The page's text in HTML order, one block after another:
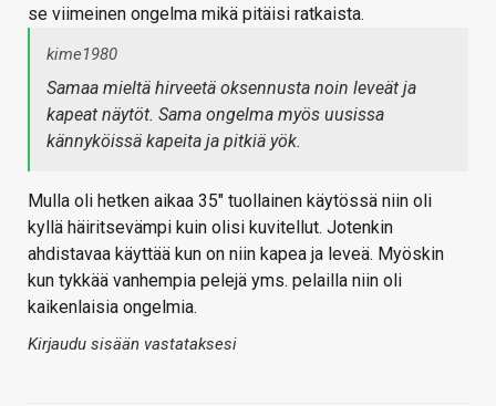
se viimeinen ongelma mikä pitäisi ratkaista.
kime1980
Samaa mieltä hirveetä oksennusta noin leveät ja
kapeat näytöt. Sama ongelma myös uusissa
kännyköissä kapeita ja pitkiä yök.
Mulla oli hetken aikaa 35" tuollainen käytössä niin oli
kyllä häiritsevämpi kuin olisi kuvitellut. Jotenkin
ahdistavaa käyttää kun on niin kapea ja leveä. Myöskin
kun tykkää vanhempia pelejä yms. pelailla niin oli
kaikenlaisia ongelmia.
Kirjaudu sisään vastataksesi